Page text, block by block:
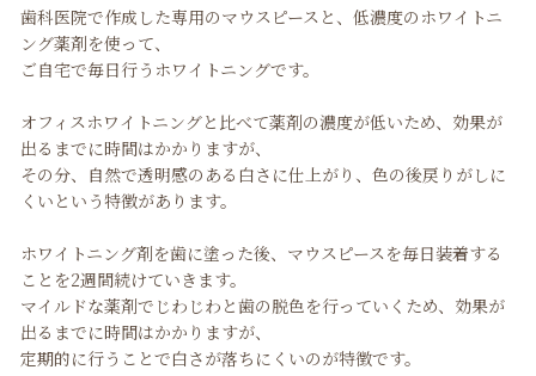
歯科医院で作成した専用のマウスピースと、低濃度のホワイトニ
ング薬剤を使って、
ご自宅で毎日行うホワイトニングです。
オフィスホワイトニングと比べて薬剤の濃度が低いため、効果が
出るまでに時間はかかりますが、
その分、自然で透明感のある白さに仕上がり、色の後戻りがしに
くいという特徴があります。
ホワイトニング剤を歯に塗った後、マウスピースを毎日装着する
ことを2週間続けていきます。
マイルドな薬剤でじわじわと歯の脱色を行っていくため、効果が
出るまでに時間はかかりますが、
定期的に行うことで白さが落ちにくいのが特徴です。